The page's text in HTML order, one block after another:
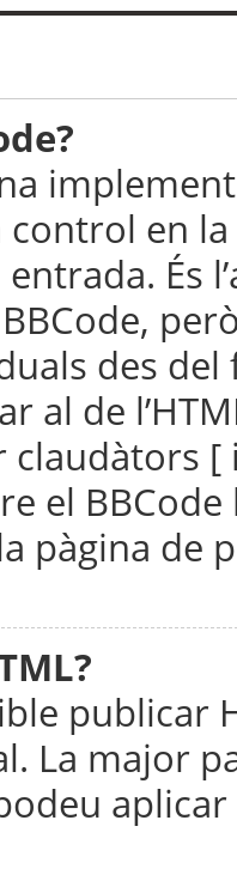
en
entrada. És
des
al de
[
el
pàgina de
publicar
La major